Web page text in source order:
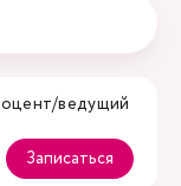
ведущий
Записаться